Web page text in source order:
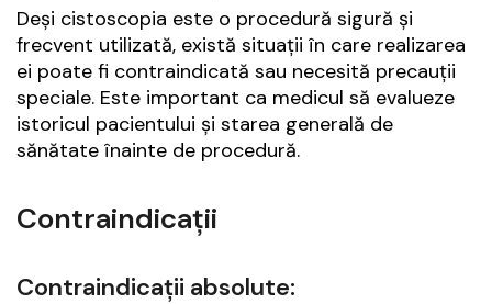
Deși cistoscopia este o procedură sigură și
frecvent utilizată, există situații în care realizarea
ei poate fi contraindicată sau necesită precauții
speciale. Este important ca medicul să evalueze
istoricul pacientului și starea generală de
sănătate înainte de procedură.
Contraindicații
Contraindicații absolute: